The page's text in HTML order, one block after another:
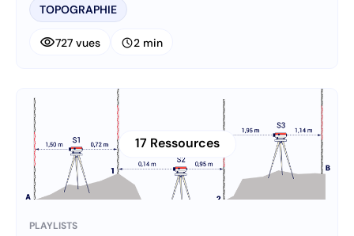
TOPOGRAPHIE
visibility727 vues schedule2 min
17 Ressources
PLAYLISTS